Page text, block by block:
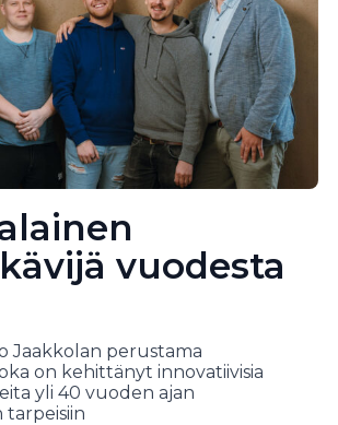
vuodesta
Jaakkolan perustama
on kehittänyt innovatiivisia
yli 40 vuoden ajan
tarpeisiin